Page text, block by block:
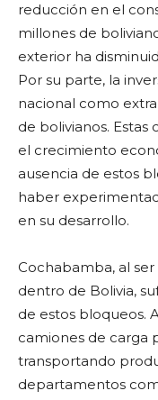
reducción en el
millones de
exterior ha
Por su parte, la
nacional como
de bolivianos. Estas
el crecimiento
ausencia de estos
haber
en su desarrollo.
Cochabamba, al
dentro de Bolivia,
de estos bloqueos.
camiones de carga
transportando
departamentos